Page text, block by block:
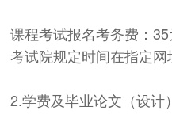
课程考试报名考务费：
考试院规定时间在指定网
2.学费及毕业论文（设计